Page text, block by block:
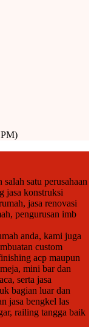
satu perusahaan
jasa konstruksi
jasa renovasi
pengurusan imb
anda, kami juga
custom
acp maupun
mini bar dan
serta jasa
bagian luar dan
jasa bengkel las
railing tangga baik